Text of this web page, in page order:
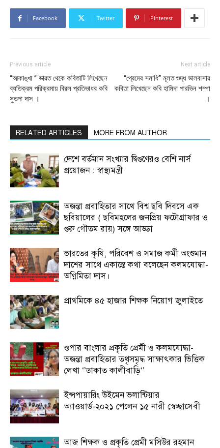
Facebook Twitter Pinterest
Previous article
“আকাঙ্খা ” ভারত থেকে কবিতাটি লিখেছেন
ব্যতিক্রম পরিক্রমায় বিরল প্রতিভাধর কবি
সুতপা দাস ।
Next article
“প্রেমের সমাধি” মূলত শুদ্ধ ভালবাসার
কবিতা লিখেছেন কবি হামিদা পারভিন শম্পা
।
RELATED ARTICLES MORE FROM AUTHOR
দেশে বর্তমান সংখ্যার দ্বিগুণেরও বেশি নার্স
প্রয়োজন : স্বাস্থ্যমন্ত্রী
অজন্তা প্রবাহিতার সাথে বিশ্ব ছবি দিবসে এক
ছবিয়ালের ( ছবিমহলের জনপ্রিয় ফটোগ্রাফার ও
গুরু গৌতম রায়) সঙ্গে আড্ডা
ভারতের কৃষি, পরিবেশ ও সমাজ কর্মী অংশুমান
দাশের সাথে একান্তে কথা বলেছেন কলমযোদ্ধা-
অগ্নিমিতা দাস।
প্রাথমিকে ৪৫ হাজার শিক্ষক নিয়োগ জুলাইতে
ওপার বাংলার প্রকৃতি প্রেমী ও কলমযোদ্ধা-
অজন্তা প্রবাহিতার তথৃসমৃদ্ধ সাক্ষাৎকার ভিত্তিক
লেখা ‘’ডাকাত কালীবাড়ি‘’
ইন্সপায়ারিং উইমেন ভলান্টিয়ার
অ্যাওয়ার্ড-২০২১ পেলেন ১৫ নারী স্বেচ্ছাসেবী
আজ শিক্ষক ও প্রকৃতি প্রেমী মসিউর রহমান